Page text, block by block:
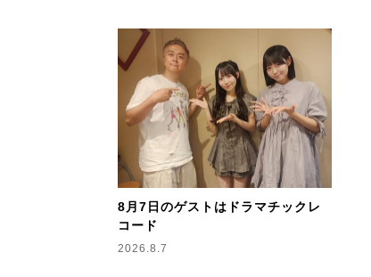
8月7日のゲストはドラマチックレ
コード
2026.8.7